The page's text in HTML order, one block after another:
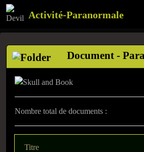
Activité-Paranormale
Document -
Nombre total de documents :
Titre